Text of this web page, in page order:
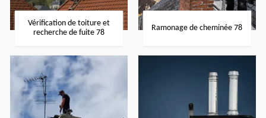
Vérification de toiture et
recherche de fuite 78
Ramonage de cheminée 78